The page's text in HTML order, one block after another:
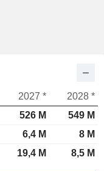
2027 *
2028 *
526 M
549 M
6,4 M
8 M
19,4 M 8,5 M